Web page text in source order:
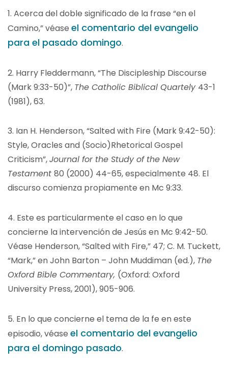
1. Acerca del doble significado de la frase “en el
Camino,” véase el comentario del evangelio
para el pasado domingo.
2. Harry Fleddermann, “The Discipleship Discourse
(Mark 9:33-50)”, The Catholic Biblical Quartely 43-1
(1981), 63.
3. Ian H. Henderson, “Salted with Fire (Mark 9:42-50):
Style, Oracles and (Socio)Rhetorical Gospel
Criticism”,Journal for the Study of the New
Testament 80 (2000) 44-65, especialmente 48. El
discurso comienza propiamente en Mc 9:33.
4. Este es particularmente el caso en lo que
concierne la intervención de Jesús en Mc 9:42-50.
Véase Henderson, “Salted with Fire,” 47; C. M. Tuckett,
“Mark,” en John Barton – John Muddiman (ed.), The
Oxford Bible Commentary, (Oxford: Oxford
University Press, 2001), 905-906.
5. En lo que concierne el tema de la fe en este
episodio, véase el comentario del evangelio
para el domingo pasado.